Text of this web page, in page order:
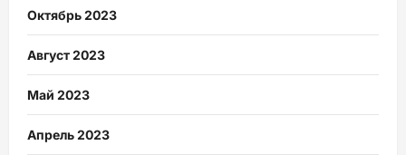
Октябрь 2023
Август 2023
Май 2023
Апрель 2023